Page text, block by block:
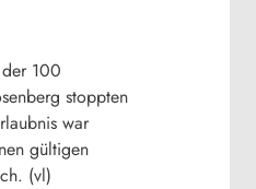
100
stoppten
war
gültigen
(vl)